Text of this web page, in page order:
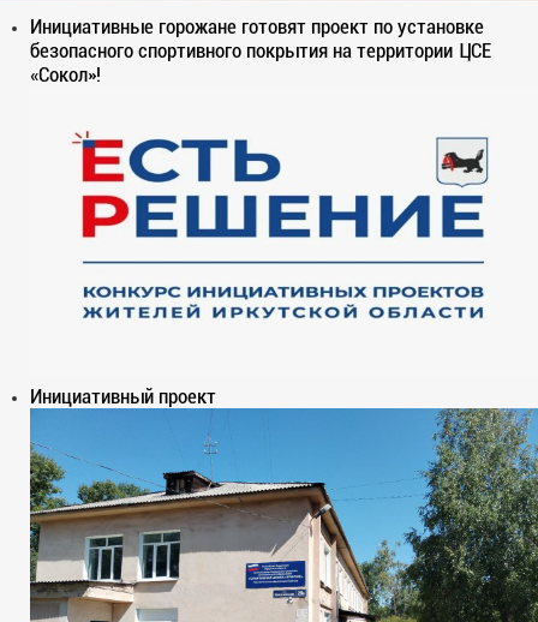
Инициативные горожане готовят проект по установке
безопасного спортивного покрытия на территории ЦСЕ
«Сокол»!
Инициативный проект